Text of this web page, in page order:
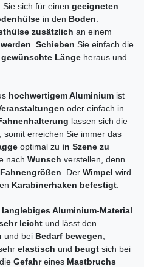
Sie sich für einen geeigneten
in den Boden
zusätzlich an einem
Schieben Sie einfach die
gewünschte Länge heraus und
hochwertigem Aluminium ist
oder einfach in
lassen sich die
, somit erreichen Sie immer das
optimal zu in Szene zu
nach Wunsch verstellen, denn
. Der Wimpel wird
Karabinerhaken befestigt
langlebiges Aluminium-Material
leicht und lässt den
und bei Bedarf bewegen
elastisch und beugt sich bei
Gefahreines Mastbruchs